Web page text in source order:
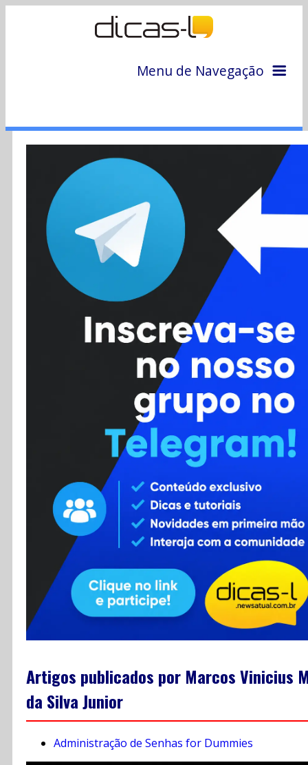
Menu de Navegação
Colunas
Colaboradores
Cursos
Enviar Dica
Contato
RSS
Artigos publicados por Marcos Vinicius
da Silva Junior
Administração de Senhas for Dummies